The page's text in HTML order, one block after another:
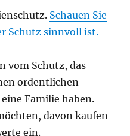
Schauen Sie
Schutz sinnvoll ist.
vom Schutz, das
ordentlichen
Familie haben.
davon kaufen
ein.